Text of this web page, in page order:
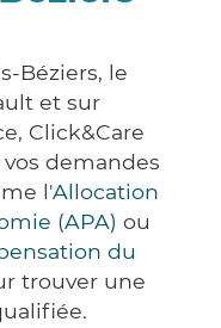
Béziers, le
et sur
Click&Care
demandes
l'Allocation
(APA) ou
du
trouver une